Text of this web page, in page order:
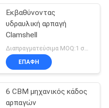
123
Εκβαθύνοντας
υδραυλική αρπαγή
Clamshell
ΕΠΑΦΉ
6 CBM μηχανικός κάδος
αρπαγών